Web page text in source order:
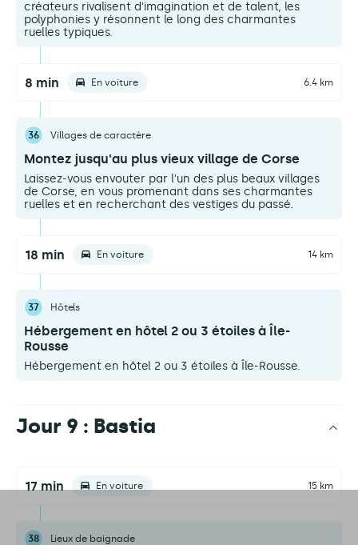
créateurs rivalisent d'imagination et de talent, les
polyphonies y résonnent le long des charmantes
ruelles typiques.
8 min En voiture 6.4 km
36 Villages de caractère
Montez jusqu'au plus vieux village de Corse
Laissez-vous envouter par l'un des plus beaux villages
de Corse, en vous promenant dans ses charmantes
ruelles et en recherchant des vestiges du passé.
18 min En voiture 14 km
37 Hôtels
Hébergement en hôtel 2 ou 3 étoiles à Île-
Rousse
Hébergement en hôtel 2 ou 3 étoiles à Île-Rousse.
Jour 9 : Bastia
17 min En voiture 15 km
38 Lieux de baignade